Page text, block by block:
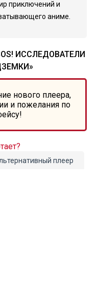
приключений и
аниме.
ИССЛЕДОВАТЕЛИ
нового плеера,
и пожелания по
плеер